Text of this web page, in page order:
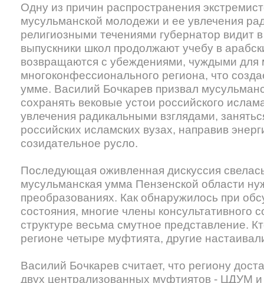
Одну из причин распространения
мусульманской молодежи и ее увлечения
религиозными течениями губернатор видит
выпускники школ продолжают учебу в
возвращаются с убеждениями, чуждыми для
многоконфессионального региона, что
умме. Василий Бочкарев призвал
сохранять вековые устои российского
увлечения радикальными взглядами,
российских исламских вузах, направив
созидательное русло.
Последующая оживленная дискуссия
мусульманская умма Пензенской области
преобразованиях. Как обнаружилось при
состояния, многие члены консультативного
структуре весьма смутное представление.
регионе четыре муфтията, другие
Василий Бочкарев считает, что региону
двух централизованных муфтиятов - ЦДУМ